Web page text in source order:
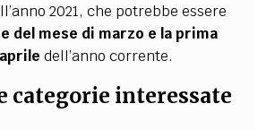
2021, che potrebbe essere
del mese di marzo e la prima
dell’anno corrente.
categorie interessate